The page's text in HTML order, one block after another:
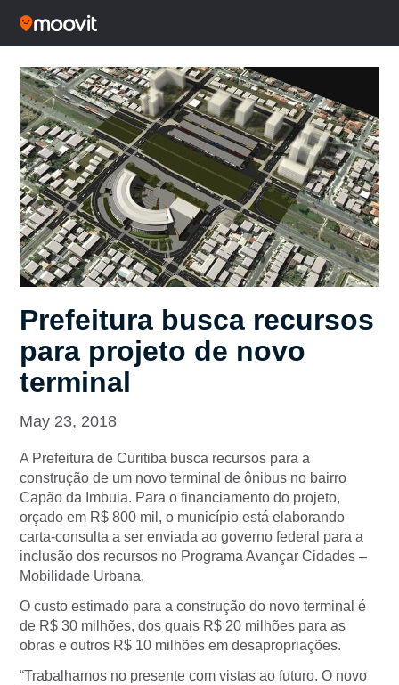
Prefeitura busca recursos
para projeto de novo
terminal
May 23, 2018
A Prefeitura de Curitiba busca recursos para a
construção de um novo terminal de ônibus no bairro
Capão da Imbuia. Para o financiamento do projeto,
orçado em R$ 800 mil, o município está elaborando
carta-consulta a ser enviada ao governo federal para a
inclusão dos recursos no Programa Avançar Cidades –
Mobilidade Urbana.
O custo estimado para a construção do novo terminal é
de R$ 30 milhões, dos quais R$ 20 milhões para as
obras e outros R$ 10 milhões em desapropriações.
“Trabalhamos no presente com vistas ao futuro. O novo